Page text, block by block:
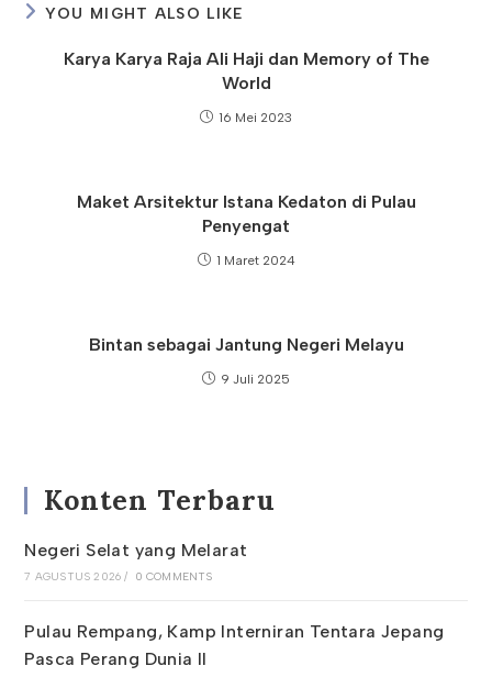
YOU MIGHT ALSO LIKE
Karya Karya Raja Ali Haji dan Memory of The
World
16 Mei 2023
Maket Arsitektur Istana Kedaton di Pulau
Penyengat
1 Maret 2024
Bintan sebagai Jantung Negeri Melayu
9 Juli 2025
Konten Terbaru
Negeri Selat yang Melarat
7 AGUSTUS 2026 / 0 COMMENTS
Pulau Rempang, Kamp Interniran Tentara Jepang
Pasca Perang Dunia II